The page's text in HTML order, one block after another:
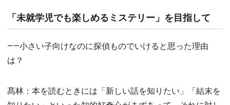
「未就学児でも楽しめるミステリー」を目指して
――小さい子向けなのに探偵ものでいけると思った理由
は？
髙林：本を読むときには「新しい話を知りたい」「結末を